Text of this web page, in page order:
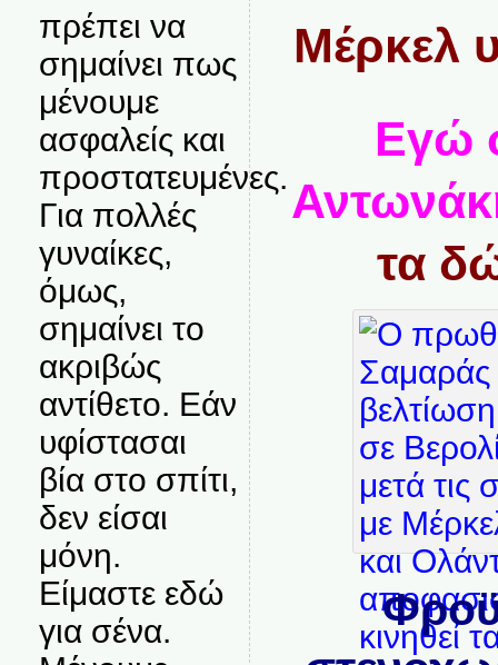
πρέπει να
σημαίνει πως
μένουμε
ασφαλείς και
προστατευμένες.
Για πολλές
γυναίκες,
όμως,
σημαίνει το
ακριβώς
αντίθετο. Εάν
υφίστασαι
βία στο σπίτι,
δεν είσαι
μόνη.
Είμαστε εδώ
για σένα.
Μέρκελ
Εγώ
τα